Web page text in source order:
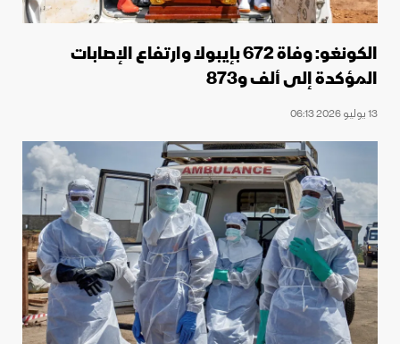
الكونغو: وفاة 672 بإيبولا وارتفاع الإصابات
المؤكدة إلى ألف و873
13 يوليو 2026 06:13